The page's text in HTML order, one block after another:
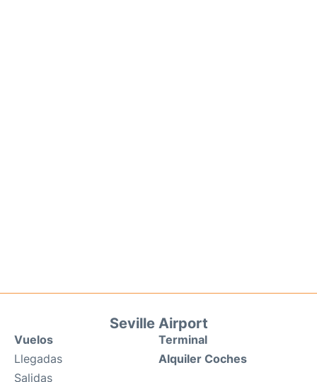
Seville Airport
Vuelos
Llegadas
Salidas
Terminal
Alquiler Coches